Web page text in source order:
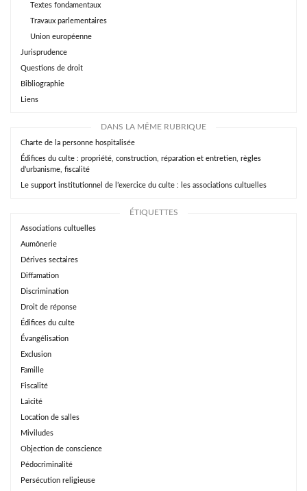
Textes fondamentaux
Travaux parlementaires
Union européenne
Jurisprudence
Questions de droit
Bibliographie
Liens
DANS LA MÊME RUBRIQUE
Charte de la personne hospitalisée
Édifices du culte : propriété, construction, réparation et entretien, règles
d’urbanisme, fiscalité
Le support institutionnel de l’exercice du culte : les associations cultuelles
ÉTIQUETTES
Associations cultuelles
Aumônerie
Dérives sectaires
Diffamation
Discrimination
Droit de réponse
Édifices du culte
Évangélisation
Exclusion
Famille
Fiscalité
Laïcité
Location de salles
Miviludes
Objection de conscience
Pédocriminalité
Persécution religieuse